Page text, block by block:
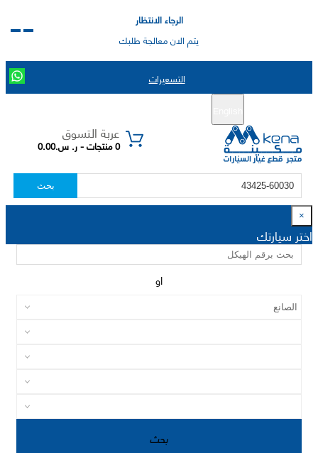
الرجاء الانتظار
يتم الان معالجة طلبك
التسعيرات
عربة التسوق
0 منتجات - ر. س.0.00
بحث
×
اختر سيارتك
او
بحث